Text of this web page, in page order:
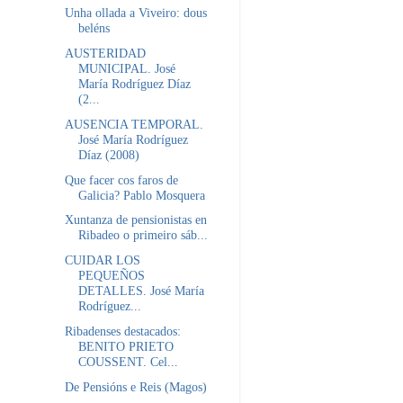
Unha ollada a Viveiro: dous
beléns
AUSTERIDAD
MUNICIPAL. José
María Rodríguez Díaz
(2...
AUSENCIA TEMPORAL.
José María Rodríguez
Díaz (2008)
Que facer cos faros de
Galicia? Pablo Mosquera
Xuntanza de pensionistas en
Ribadeo o primeiro sáb...
CUIDAR LOS
PEQUEÑOS
DETALLES. José María
Rodríguez...
Ribadenses destacados:
BENITO PRIETO
COUSSENT. Cel...
De Pensións e Reis (Magos)